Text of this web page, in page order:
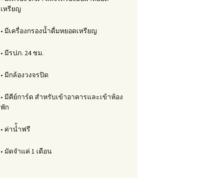
เหรียญ
• มีเครื่องกรองน้ำดื่มหยอดเหรียญ
• มีรปภ. 24 ชม.
• มีกล้องวงจรปิด
• มีคีย์การ์ด สำหรับเข้าอาคารและเข้าห้อง
พัก
• ค่าน่้ำฟรี
• มัดจำแค่ 1 เดือน